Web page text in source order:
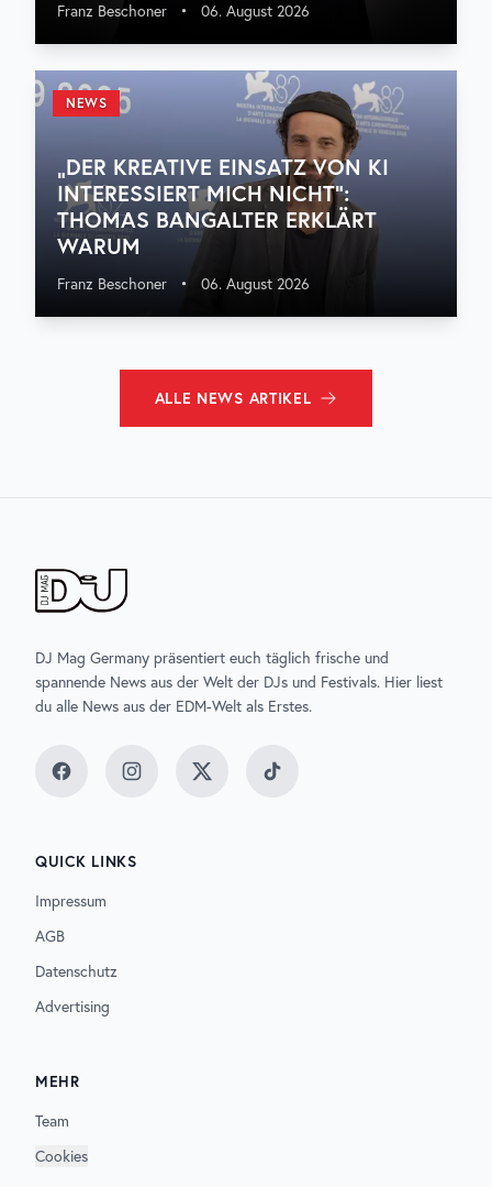
Franz Beschoner • 06. August 2026
NEWS
„DER KREATIVE EINSATZ VON KI
INTERESSIERT MICH NICHT“:
THOMAS BANGALTER ERKLÄRT
WARUM
Franz Beschoner • 06. August 2026
ALLE NEWS ARTIKEL
DJ Mag Germany präsentiert euch täglich frische und
spannende News aus der Welt der DJs und Festivals. Hier liest
du alle News aus der EDM-Welt als Erstes.
FacebookInstagramTwitter TikTok
QUICK LINKS
Impressum
AGB
Datenschutz
Advertising
MEHR
Team
Cookies